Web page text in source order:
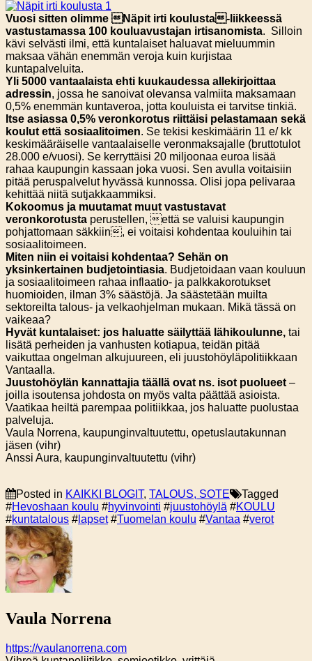
Vuosi sitten olimme Näpit irti koulusta-liikkeessä
vastustamassa 100 kouluavustajan irtisanomista. Silloin
kävi selvästi ilmi, että kuntalaiset haluavat mieluummin
maksaa vähän enemmän veroja kuin kurjistaa
kuntapalveluita.
Yli 5000 vantaalaista ehti kuukaudessa allekirjoittaa
adressin, jossa he sanoivat olevansa valmiita maksamaan
0,5% enemmän kuntaveroa, jotta kouluista ei tarvitse tinkiä.
Itse asiassa 0,5% veronkorotus riittäisi pelastamaan sekä
koulut että sosiaalitoimen. Se tekisi keskimäärin 11 e/ kk
keskimääräiselle vantaalaiselle veronmaksajalle (bruttotulot
28.000 e/vuosi). Se kerryttäisi 20 miljoonaa euroa lisää
rahaa kaupungin kassaan joka vuosi. Sen avulla voitaisiin
pitää peruspalvelut hyvässä kunnossa. Olisi jopa pelivaraa
kehittää niitä sutjakkaammiksi.
Kokoomus ja muutamat muut vastustavat
veronkorotusta perustellen, että se valuisi kaupungin
pohjattomaan säkkiin, ei voitaisi kohdentaa kouluihin tai
sosiaalitoimeen.
Miten niin ei voitaisi kohdentaa? Sehän on
yksinkertainen budjetointiasia. Budjetoidaan vaan kouluun
ja sosiaalitoimeen rahaa inflaatio- ja palkkakorotukset
huomioiden, ilman 3% säästöjä. Ja säästetään muilta
sektoreilta talous- ja velkaohjelman mukaan. Mikä tässä on
vaikeaa?
Hyvät kuntalaiset: jos haluatte säilyttää lähikoulunne, tai
lisätä perheiden ja vanhusten kotiapua, teidän pitää
vaikuttaa ongelman alkujuureen, eli juustohöyläpolitiikkaan
Vantaalla.
Juustohöylän kannattajia täällä ovat ns. isot puolueet –
joilla isoutensa johdosta on myös valta päättää asioista.
Vaatikaa heiltä parempaa politiikkaa, jos haluatte puolustaa
palveluja.
Vaula Norrena, kaupunginvaltuutettu, opetuslautakunnan
jäsen (vihr)
Anssi Aura, kaupunginvaltuutettu (vihr)
Posted in KAIKKI BLOGIT, TALOUS, SOTE
Tagged
#Hevoshaan koulu #hyvinvointi #juustohöylä #KOULU
#kuntatalous # lapset#Tuomelan koulu #Vantaa #verot
Vaula Norrena
https://vaulanorrena.com